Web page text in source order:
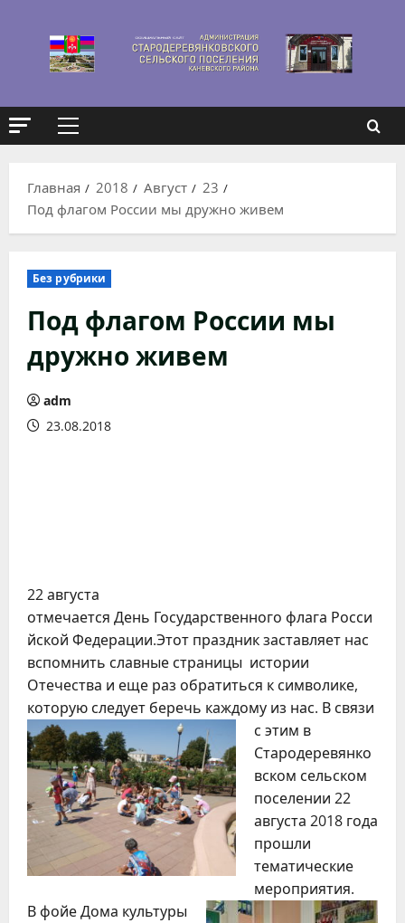
содержимому
Основное
Главная
2018 Август
23
Под флагом России мы дружно живем
Без рубрики
Под флагом России мы
дружно живем
adm
23.08.2018
22 августа
отмечается День Государственного флага Росси
йской Федерации.Этот праздник заставляет нас
вспомнить славные страницы истории
Отечества и еще раз обратиться к символике,
которую следует беречь каждому из нас. В связи
с этим в
Стародеревянко
вском сельском
поселении 22
августа 2018 года
прошли
тематические
мероприятия.
В фойе Дома культуры